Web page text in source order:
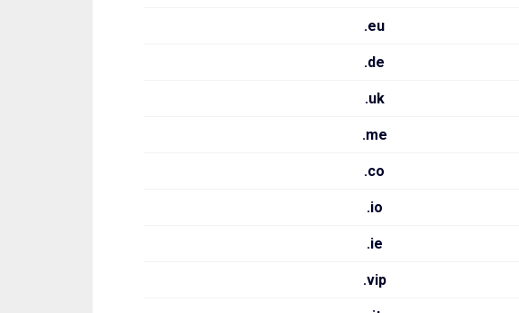
.eu
.de
.uk
.me
.co
.io
.ie
.vip